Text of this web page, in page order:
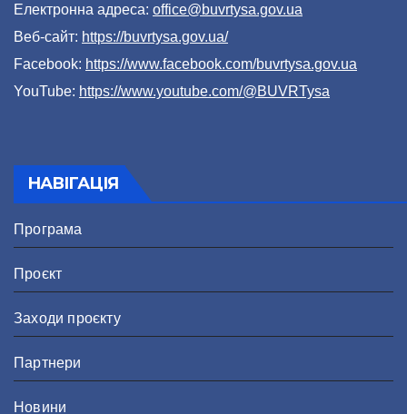
Електронна адреса: office@buvrtysa.gov.ua
Веб-сайт: https://buvrtysa.gov.ua/
Facebook: https://www.facebook.com/buvrtysa.gov.ua
YouTube: https://www.youtube.com/@BUVRTysa
НАВІГАЦІЯ
Програма
Проєкт
Заходи проєкту
Партнери
Новини